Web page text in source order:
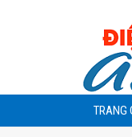
TRANG